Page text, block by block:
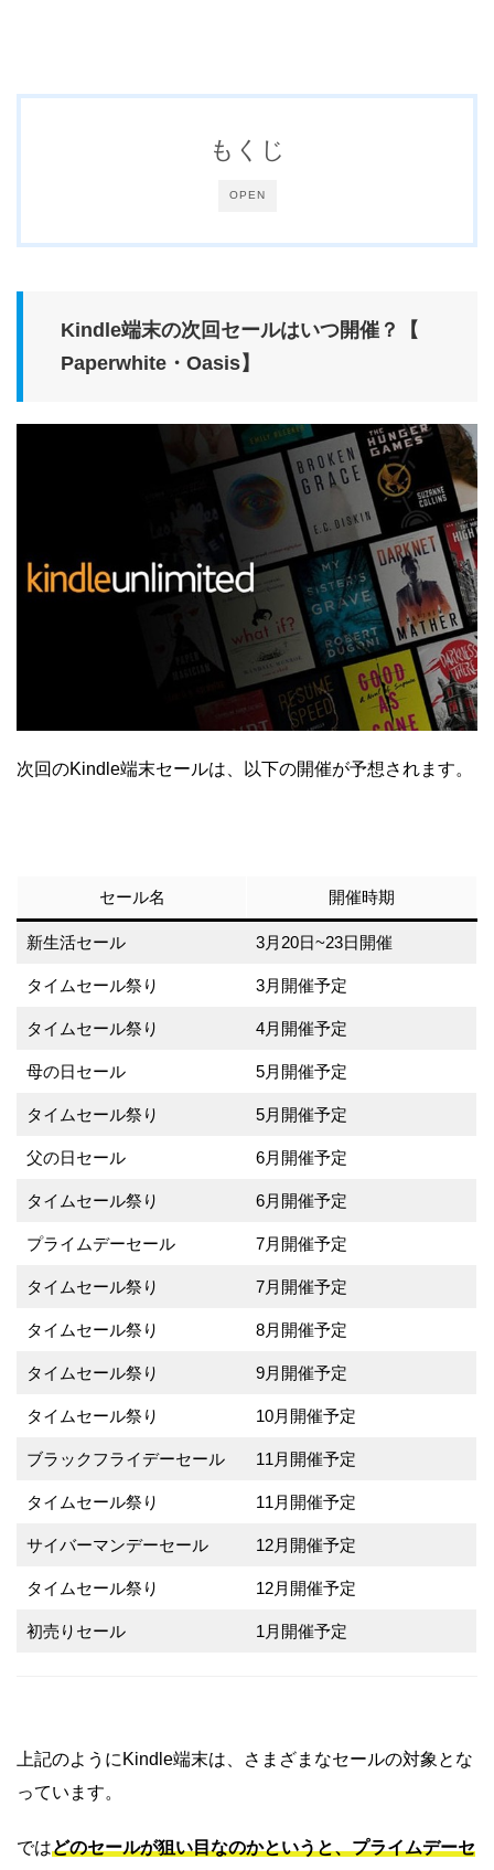
OPEN
もくじ
Kindle端末の次回セールはいつ開催？【
Paperwhite・Oasis】
次回のKindle端末セールは、以下の開催が予想されます。
セール名 開催時期
新生活セール 3月20日~23日開催
タイムセール祭り 3月開催予定
タイムセール祭り 4月開催予定
母の日セール 5月開催予定
タイムセール祭り 5月開催予定
父の日セール 6月開催予定
タイムセール祭り 6月開催予定
プライムデーセール 7月開催予定
タイムセール祭り 7月開催予定
タイムセール祭り 8月開催予定
タイムセール祭り 9月開催予定
タイムセール祭り 10月開催予定
ブラックフライデーセール 11月開催予定
タイムセール祭り 11月開催予定
サイバーマンデーセール 12月開催予定
タイムセール祭り 12月開催予定
初売りセール 1月開催予定
上記のようにKindle端末は、さまざまなセールの対象とな
っています。
ではどのセールが狙い目なのかというと、プライムデーセ